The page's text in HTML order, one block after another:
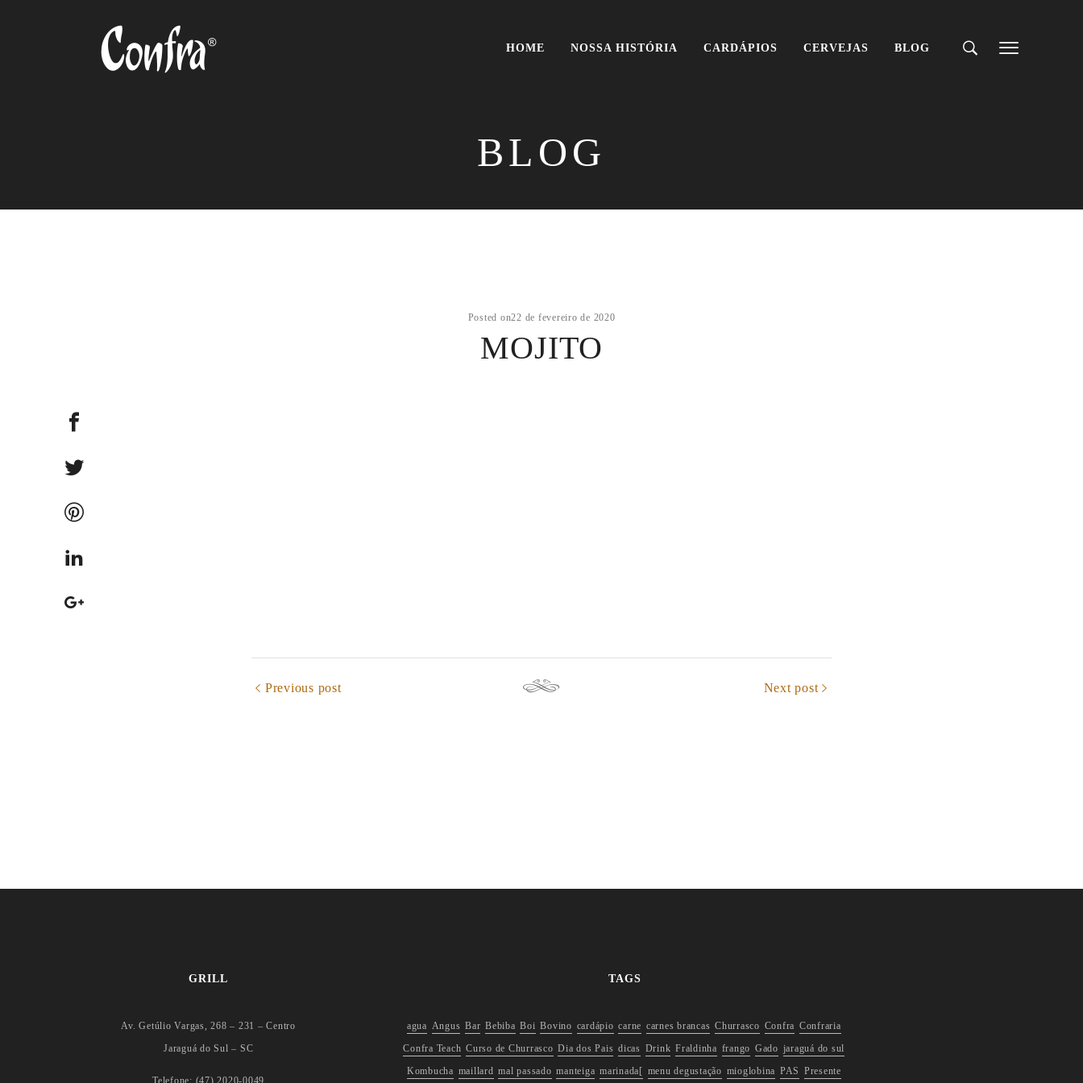
HOME NOSSA HISTÓRIA CARDÁPIOS CERVEJAS BLOG
BLOG
Posted on22 de fevereiro de 2020
MOJITO
Previous post Next post
GRILL
Av. Getúlio Vargas, 268 – 231 – Centro
Jaraguá do Sul – SC
Telefone: (47) 2020-0049
TAGS
agua Angus Bar Bebiba Boi Bovino cardápio carne carnes brancas Churrasco Confra Confraria
Confra Teach Curso de Churrasco Dia dos Pais dicas Drink Fraldinha frango Gado jaraguá do sul
Kombucha maillard mal passado manteiga marinada[ menu degustação mioglobina PAS Presente